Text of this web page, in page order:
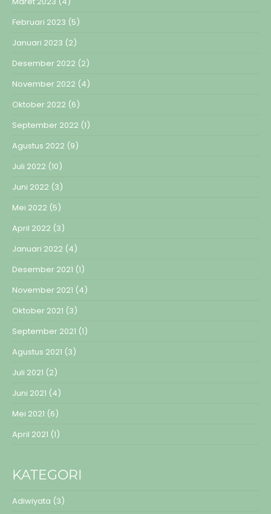
Februari 2023 (5)
Januari 2023 (2)
Desember 2022 (2)
November 2022 (4)
Oktober 2022 (6)
September 2022 (1)
Agustus 2022 (9)
Juli 2022 (10)
Juni 2022 (3)
Mei 2022 (5)
April 2022 (3)
Januari 2022 (4)
Desember 2021 (1)
November 2021 (4)
Oktober 2021 (3)
September 2021 (1)
Agustus 2021 (3)
Juli 2021 (2)
Juni 2021 (4)
Mei 2021 (6)
April 2021 (1)
KATEGORI
Adiwiyata (3)